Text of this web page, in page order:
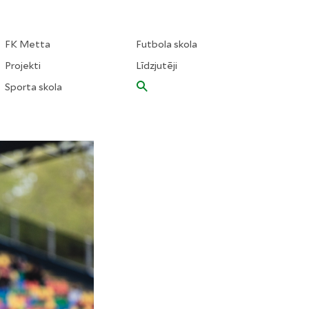
FK Metta
Projekti
Sporta skola
Futbola skola
Līdzjutēji